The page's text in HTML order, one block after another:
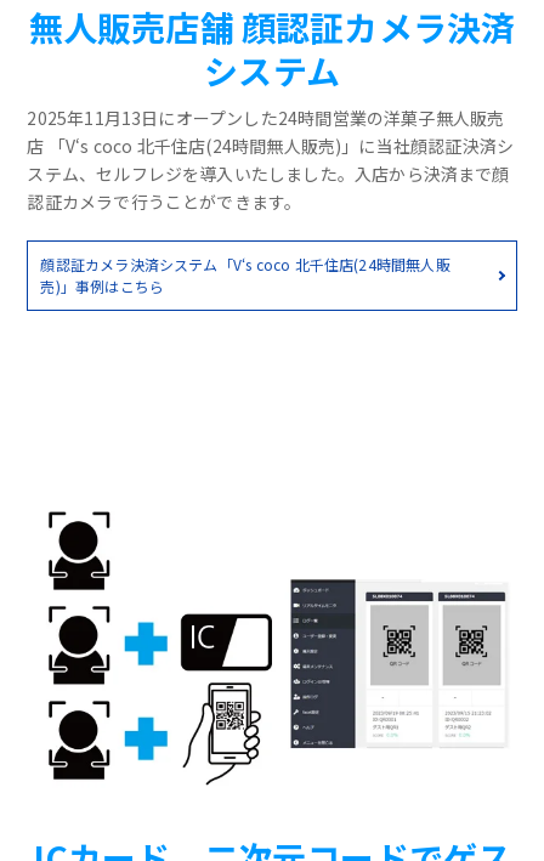
無人販売店舗 顔認証カメラ決済
システム
2025年11月13日にオープンした24時間営業の洋菓子無人販売
店 「V‘s coco 北千住店(24時間無人販売)」に当社顔認証決済シ
ステム、セルフレジを導入いたしました。入店から決済まで顔
認証カメラで行うことができます。
顔認証カメラ決済システム「V‘s coco 北千住店(24時間無人販
売)」事例はこちら